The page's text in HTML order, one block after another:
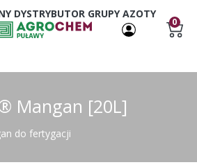
DYSTRYBUTOR GRUPY AZOTY
0
Mangan [20L]
do fertygacji